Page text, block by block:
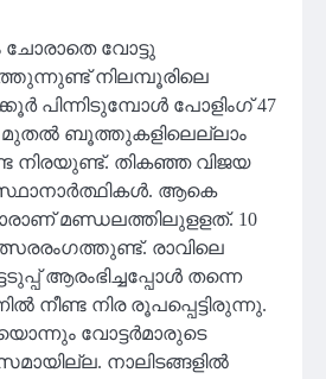
വോട്ടു
നിലമ്പൂരിലെ
പിന്നിടുമ്പോൾ പോളിംഗ് 47
മുതൽ ബൂത്തുകളിലെല്ലാം
നിരയുണ്ട്. തികഞ്ഞ വിജയ
ആകെ
മണ്ഡലത്തിലുളളത്. 10
രാവിലെ
ആരംഭിച്ചപ്പോള്‍ തന്നെ
നീണ്ട നിര രൂപപ്പെട്ടിരുന്നു.
വോട്ടര്‍മാരുടെ
നാലിടങ്ങളില്‍